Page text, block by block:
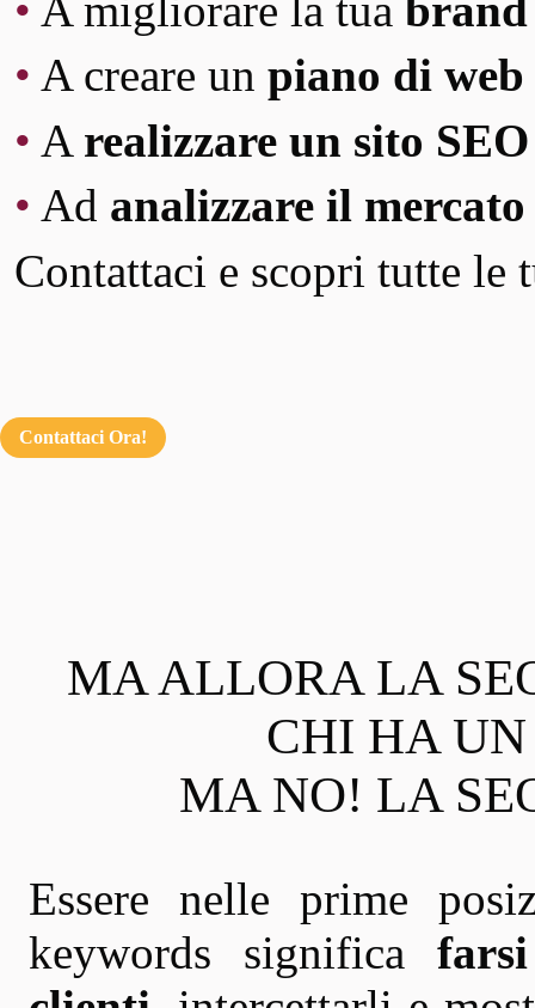
• A creare un piano di
• A realizzare un sito
• Ad analizzare il mercato
Contattaci e scopri tutte le
Contattaci Ora!
MA ALLORA LA
CHI HA
MA NO! LA
Essere nelle prime
keywords significa